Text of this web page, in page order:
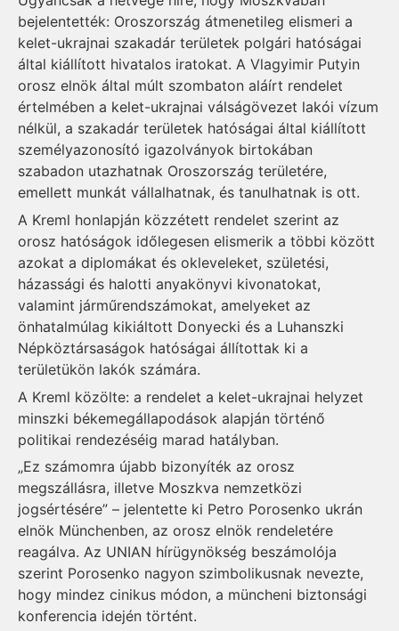
bejelentették: Oroszország átmenetileg elismeri a
kelet-ukrajnai szakadár területek polgári hatóságai
által kiállított hivatalos iratokat. A Vlagyimir Putyin
orosz elnök által múlt szombaton aláírt rendelet
értelmében a kelet-ukrajnai válságövezet lakói vízum
nélkül, a szakadár területek hatóságai által kiállított
személyazonosító igazolványok birtokában
szabadon utazhatnak Oroszország területére,
emellett munkát vállalhatnak, és tanulhatnak is ott.
A Kreml honlapján közzétett rendelet szerint az
orosz hatóságok időlegesen elismerik a többi között
azokat a diplomákat és okleveleket, születési,
házassági és halotti anyakönyvi kivonatokat,
valamint járműrendszámokat, amelyeket az
önhatalmúlag kikiáltott Donyecki és a Luhanszki
Népköztársaságok hatóságai állítottak ki a
területükön lakók számára.
A Kreml közölte: a rendelet a kelet-ukrajnai helyzet
minszki békemegállapodások alapján történő
politikai rendezéséig marad hatályban.
„Ez számomra újabb bizonyíték az orosz
megszállásra, illetve Moszkva nemzetközi
jogsértésére” – jelentette ki Petro Porosenko ukrán
elnök Münchenben, az orosz elnök rendeletére
reagálva. Az UNIAN hírügynökség beszámolója
szerint Porosenko nagyon szimbolikusnak nevezte,
hogy mindez cinikus módon, a müncheni biztonsági
konferencia idején történt.